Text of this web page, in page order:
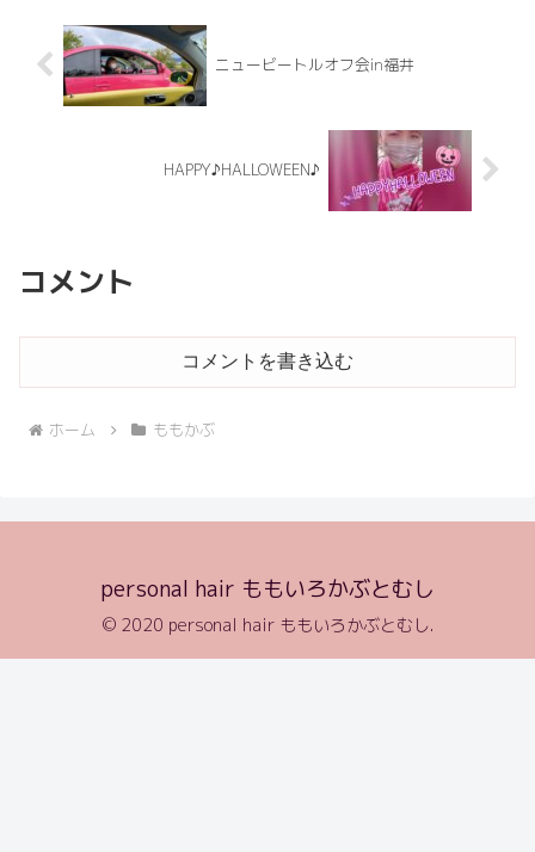
ニュービートルオフ会in福井
HAPPY♪HALLOWEEN♪
コメント
コメントを書き込む
ホーム ももかぶ
personal hair ももいろかぶとむし
© 2020 personal hair ももいろかぶとむし.